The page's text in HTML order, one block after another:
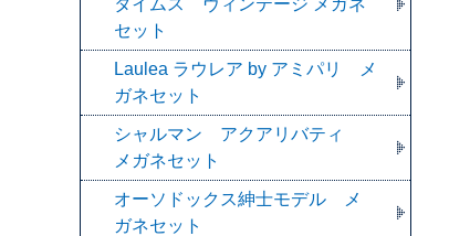
タイムス ヴィンテージ メガネ
セット
Laulea ラウレア by アミパリ メ
ガネセット
シャルマン アクアリバティ
メガネセット
オーソドックス紳士モデル メ
ガネセット